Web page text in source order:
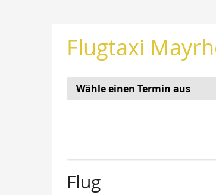
Flugtaxi
Wähle einen Termin aus
Flug